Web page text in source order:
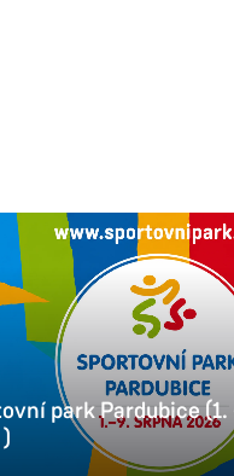
park Pardubice (1.